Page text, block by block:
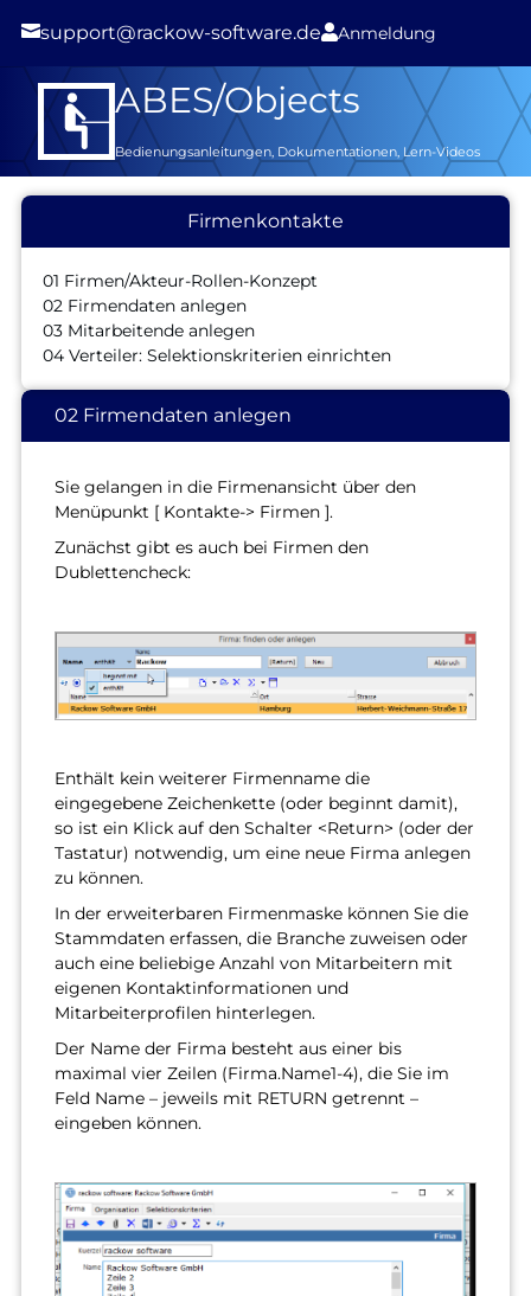
support@rackow-software.deAnmeldung
ABES/Objects
Bedienungsanleitungen, Dokumentationen, Lern-Videos
Firmenkontakte
01 Firmen/Akteur-Rollen-Konzept
02 Firmendaten anlegen
03 Mitarbeitende anlegen
04 Verteiler: Selektionskriterien einrichten
02 Firmendaten anlegen
Sie gelangen in die Firmenansicht über den
Menüpunkt [ Kontakte-> Firmen ].
Zunächst gibt es auch bei Firmen den
Dublettencheck:
Enthält kein weiterer Firmenname die
eingegebene Zeichenkette (oder beginnt damit),
so ist ein Klick auf den Schalter <Return> (oder der
Tastatur) notwendig, um eine neue Firma anlegen
zu können.
In der erweiterbaren Firmenmaske können Sie die
Stammdaten erfassen, die Branche zuweisen oder
auch eine beliebige Anzahl von Mitarbeitern mit
eigenen Kontaktinformationen und
Mitarbeiterprofilen hinterlegen.
Der Name der Firma besteht aus einer bis
maximal vier Zeilen (Firma.Name1-4), die Sie im
Feld Name – jeweils mit RETURN getrennt –
eingeben können.